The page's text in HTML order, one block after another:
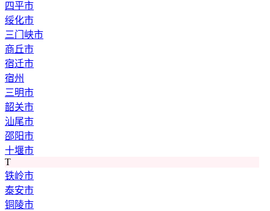
四平市
绥化市
三门峡市
商丘市
宿迁市
宿州
三明市
韶关市
汕尾市
邵阳市
十堰市
T
铁岭市
泰安市
铜陵市